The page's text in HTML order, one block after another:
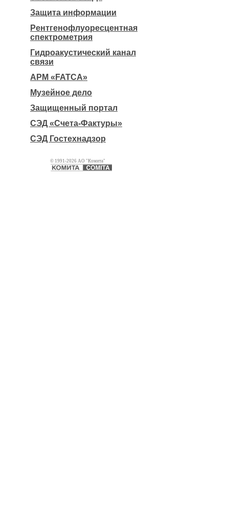
Защита информации
Рентгенофлуоресцентная
спектрометрия
Гидроакустический канал
связи
АРМ «FATCA»
Музейное дело
Защищенный портал
СЭД «Счета-Фактуры»
СЭД Гостехнадзор
© 1991-2026 АО "Комита"